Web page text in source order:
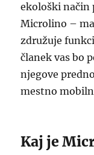
ekološki način
Microlino –
združuje
članek vas bo
njegove
mestno
Kaj je